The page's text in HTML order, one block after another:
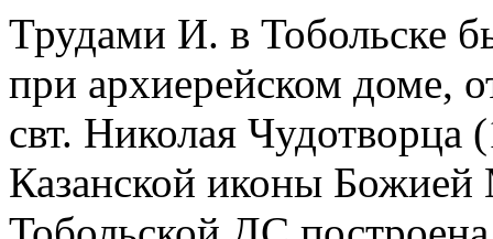
Трудами И. в Тобольске
при архиерейском доме,
свт. Николая Чудотворца
Казанской иконы